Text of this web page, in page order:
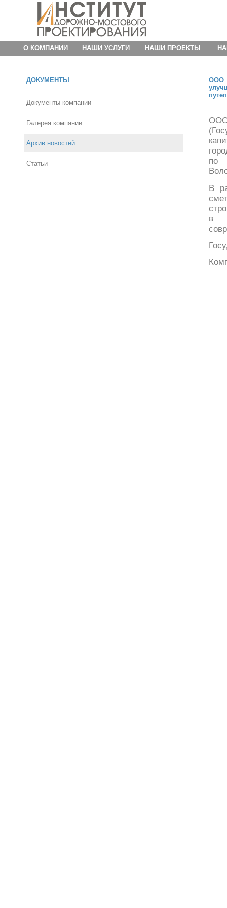
О КОМПАНИИ НАШИ УСЛУГИ НАШИ ПРОЕКТЫ
ДОКУМЕНТЫ
Документы компании
Галерея компании
Архив новостей
Статьи
ООО
по
В
в